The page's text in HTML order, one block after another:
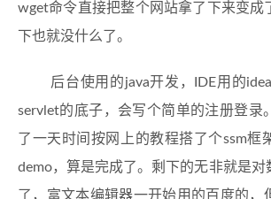
wget命令直接把整个网站拿了下来变成
下也就没什么了。
后台使用的java开发，IDE用的idea
servlet的底子，会写个简单的注册登录
了一天时间按网上的教程搭了个ssm框
demo，算是完成了。剩下的无非就是对
了，富文本编辑器一开始用的百度的，